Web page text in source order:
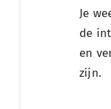
Je
de
en
zijn.